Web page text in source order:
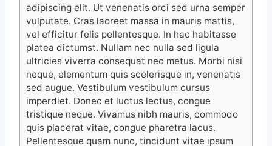
adipiscing elit. Ut venenatis orci sed urna semper
vulputate. Cras laoreet massa in mauris mattis,
vel efficitur felis pellentesque. In hac habitasse
platea dictumst. Nullam nec nulla sed ligula
ultricies viverra consequat nec metus. Morbi nisi
neque, elementum quis scelerisque in, venenatis
sed augue. Vestibulum vestibulum cursus
imperdiet. Donec et luctus lectus, congue
tristique neque. Vivamus nibh mauris, commodo
quis placerat vitae, congue pharetra lacus.
Pellentesque quam nunc, tincidunt vitae ipsum